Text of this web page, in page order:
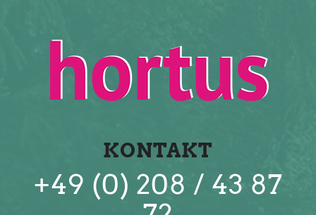
KONTAKT
+49 (0) 208 / 43 87